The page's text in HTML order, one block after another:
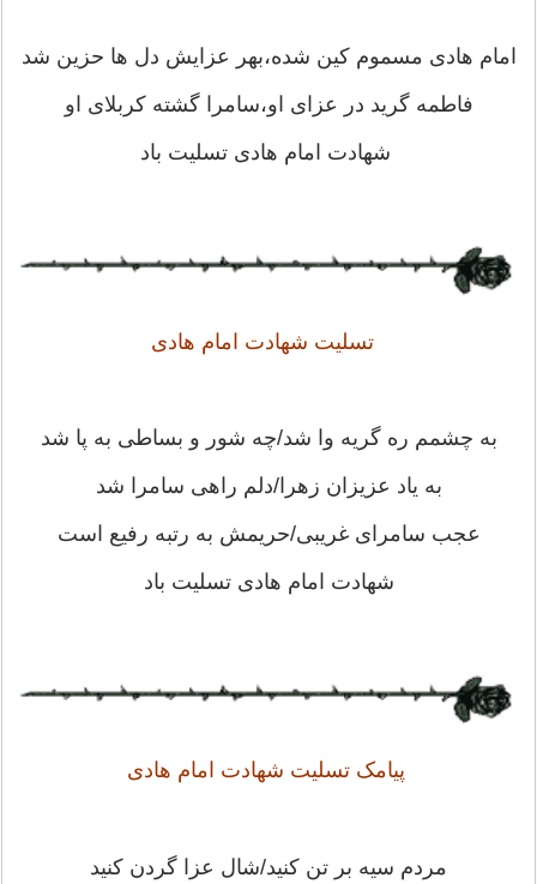
امام هادی مسموم کین شده،بهر عزایش دل ها حزین شد
فاطمه گرید در عزای او،سامرا گشته کربلای او
شهادت امام هادی تسلیت باد
تسلیت شهادت امام هادی
به چشمم ره گریه وا شد/چه شور و بساطی به پا شد
به یاد عزیزان زهرا/دلم راهی سامرا شد
عجب سامرای غریبی/حریمش به رتبه رفیع است
شهادت امام هادی تسلیت باد
پیامک تسلیت شهادت امام هادی
مردم سیه بر تن کنید/شال عزا گردن کنید